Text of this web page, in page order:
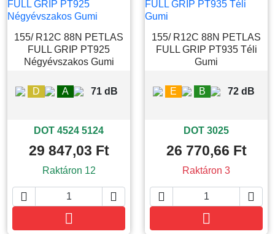
155/ R12C 88N PETLAS
FULL GRIP PT925
Négyévszakos Gumi
D A 71 dB
DOT 4524 5124
29 847,03 Ft
Raktáron 12
 

155/ R12C 88N PETLAS
FULL GRIP PT935 Téli
Gumi
E B 72 dB
DOT 3025
26 770,66 Ft
Raktáron 3
 
